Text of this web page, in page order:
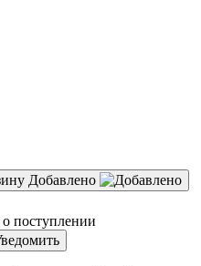
Добавлено
поступлении